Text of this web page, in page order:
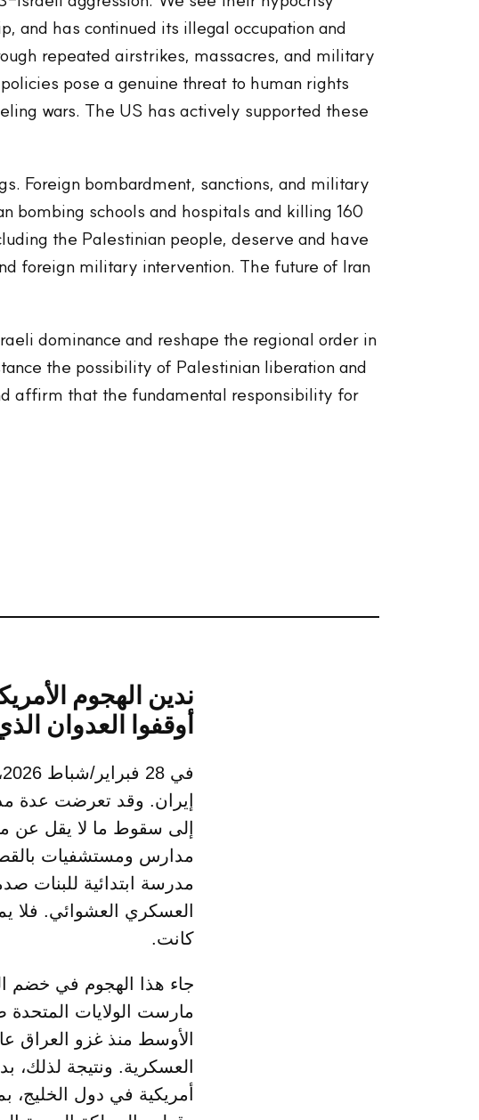
and has continued its illegal occupation and
repeated airstrikes, massacres, and military
pose a genuine threat to human rights
wars. The US has actively supported these
Foreign bombardment, sanctions, and military
bombing schools and hospitals and killing 160
the Palestinian people, deserve and have
foreign military intervention. The future of Iran
dominance and reshape the regional order in
the possibility of Palestinian liberation and
affirm that the fundamental responsibility for
ندين الهجوم
أوقفوا العدوان
إيران. وقد تعرضت عدة
إلى سقوط ما لا يقل عن
مدرسة ابتدائية للبنات
العسكري العشوائي. فلا
كانت.
جاء هذا الهجوم في خضم
مارست الولايات
العسكرية. ونتيجة
أمريكية في دول الخليج،